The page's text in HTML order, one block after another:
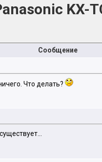
KX-
Сообщение
Что делать?